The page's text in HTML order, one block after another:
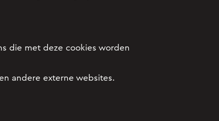
die met deze cookies worden
andere externe websites.